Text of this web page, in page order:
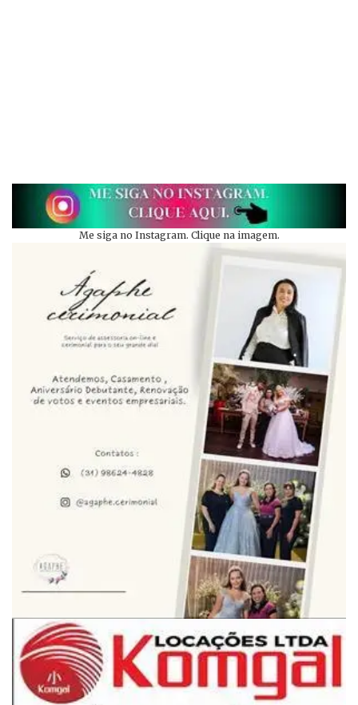
Me siga no Instagram. Clique na imagem.